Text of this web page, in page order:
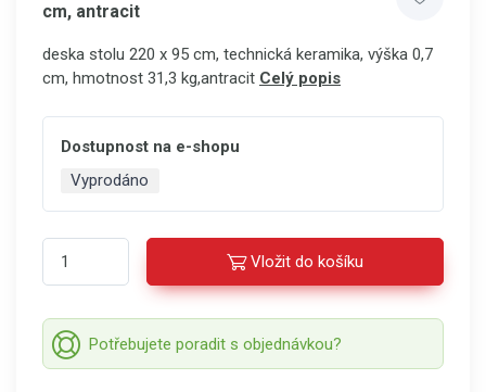
cm, antracit
deska stolu 220 x 95 cm, technická keramika, výška 0,7
cm, hmotnost 31,3 kg,antracit Celý popis
Dostupnost na e-shopu
Vyprodáno
Vložit do košíku
Potřebujete poradit s objednávkou?